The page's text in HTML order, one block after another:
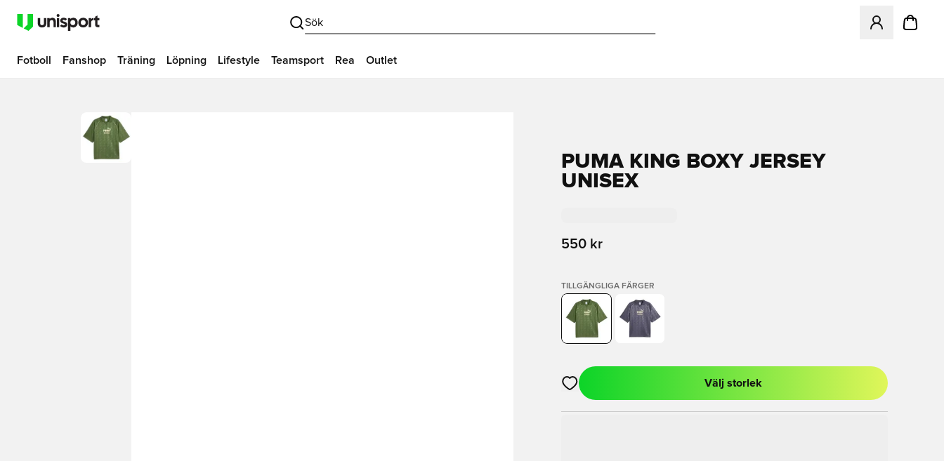
Sök
Öppnar en
Fotboll Fanshop Träning Löpning Lifestyle Teamsport Rea Outlet
PUMA KING BOXY JERSEY
UNISEX
550 kr
TILLGÄNGLIGA FÄRGER
Öppnar en Modal för att logga in eller registrera dig som medlem
Välj storlek